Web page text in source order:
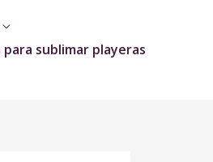
para sublimar playeras